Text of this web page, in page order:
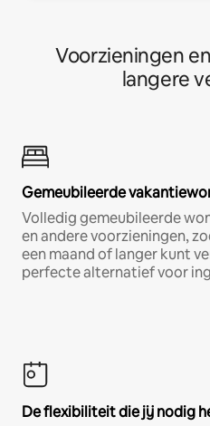
Voorzieningen
langere
Gemeubileerde
Volledig gemeubileerde
en andere voorzieningen,
een maand of langer kunt
perfecte alternatief voor
De flexibiliteit die jij nodig